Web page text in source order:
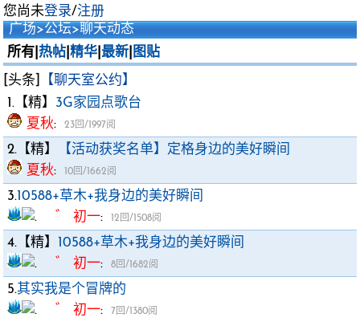
您尚未登录/注册
广场>公坛>聊天动态
所有| 热帖 精华 最新 图贴
[头条]
【聊天室公约】
1.【精】 3G家园点歌台
夏秋: 23回/1997阅
2.【精】
【活动获奖名单】定格身边的美好瞬间
夏秋: 10回/1662阅
3.10588+草木+我身边的美好瞬间
゛ 初一: 12回/1508阅
4.【精】 10588+草木+我身边的美好瞬间
゛ 初一: 8回/1682阅
5.其实我是个冒牌的
゛ 初一: 7回/1380阅